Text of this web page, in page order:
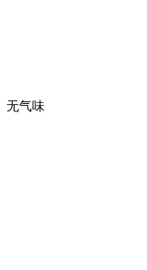
无气味